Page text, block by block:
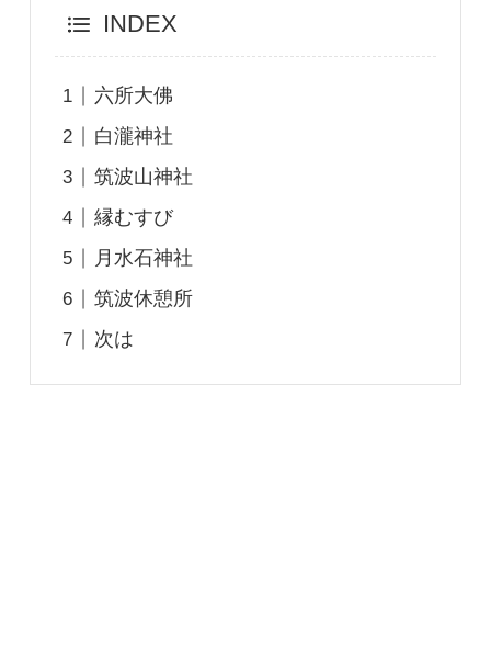
INDEX
六所大佛
白瀧神社
筑波山神社
縁むすび
月水石神社
筑波休憩所
次は